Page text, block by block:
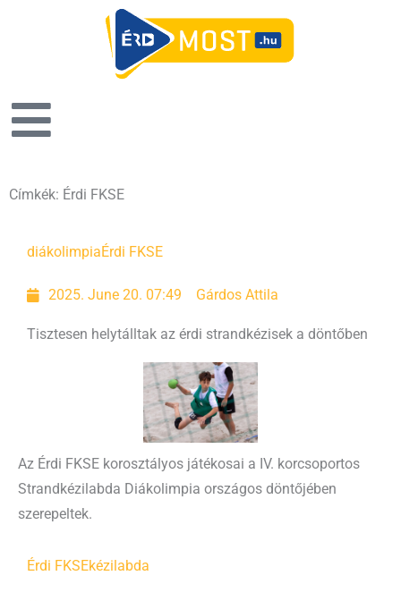
Címkék: Érdi FKSE
diákolimpiaÉrdi FKSE
2025. June 20. 07:49 Gárdos Attila
Tisztesen helytálltak az érdi strandkézisek a döntőben
Az Érdi FKSE korosztályos játékosai a IV. korcsoportos
Strandkézilabda Diákolimpia országos döntőjében
szerepeltek.
Érdi FKSEkézilabda